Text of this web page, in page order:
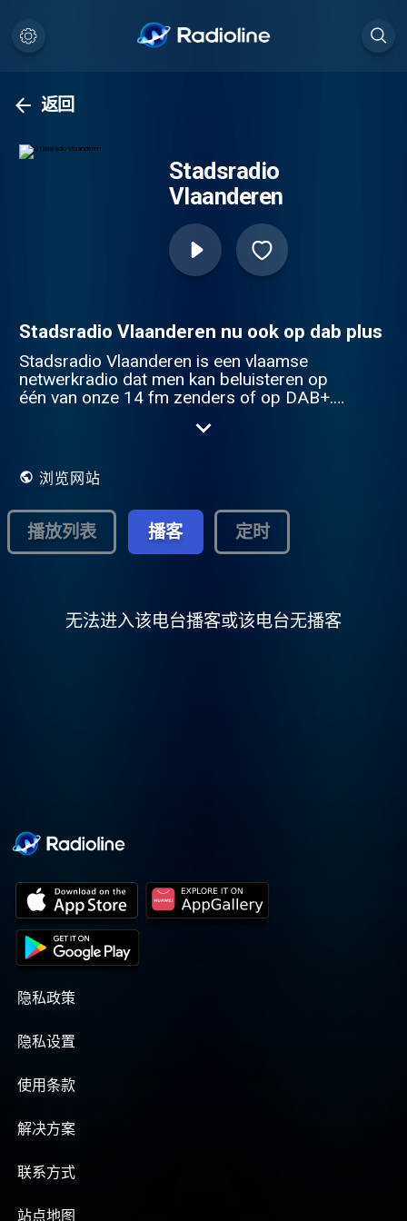
返回
Stadsradio
Vlaanderen
Stadsradio Vlaanderen nu ook op dab plus
Stadsradio Vlaanderen is een vlaamse
netwerkradio dat men kan beluisteren op
één van onze 14 fm zenders of op DAB+.
regionaal nieuws en live programma’s
jaren 70, 80 en 90. Al onze interviews zijn
te vinden op onze facebookpagina, waar
ook informatie over te winnen vrijkaarten en
tickets op gevonden kan worden.
浏览网站
播放列表 播客 定时
无法进入该电台播客或该电台无播客
隐私政策
隐私设置
使用条款
解决方案
联系方式
站点地图